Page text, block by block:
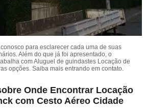
para esclarecer cada uma de suas
Além do que já foi apresentado, o
com Aluguel de guindastes Locação de
opções. Saiba mais entrando em contato.
Onde Encontrar Locação
com Cesto Aéreo Cidade